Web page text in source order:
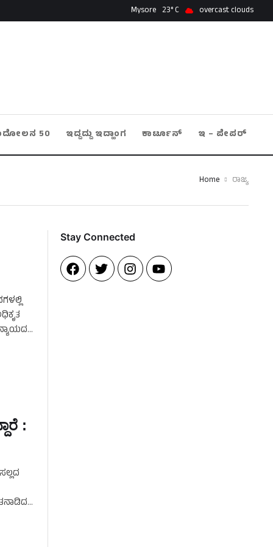
Mysore 23 overcast clouds
50 ಇದ್ದದ್ದು ಇದ್ಹಾಂಗ ಕಾರ್ಟೂನ್ ಇ – ಪೇಪರ್
Home ರಾಜ್ಯ
:
Stay Connected​